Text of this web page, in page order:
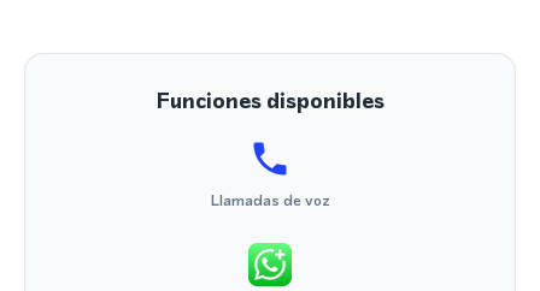
Funciones disponibles
Llamadas de voz